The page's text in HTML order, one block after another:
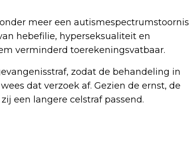
meer een autismespectrumstoornis
hebefilie, hyperseksualiteit en
verminderd toerekeningsvatbaar.
zodat de behandeling in
dat verzoek af. Gezien de ernst, de
een langere celstraf passend.